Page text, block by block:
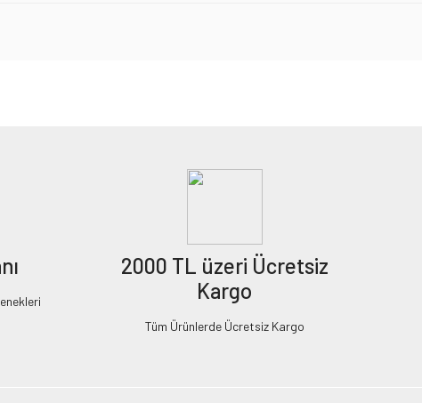
2000 TL üzeri Ücretsiz
Kargo
Tüm Ürünlerde Ücretsiz Kargo